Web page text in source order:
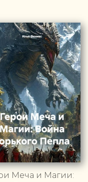
Меча и Магии: